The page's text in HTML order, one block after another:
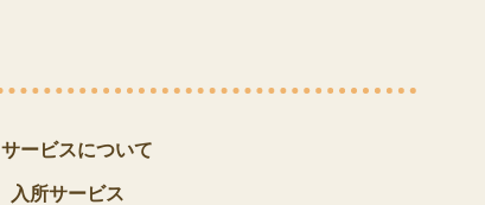
サービスについて
入所サービス